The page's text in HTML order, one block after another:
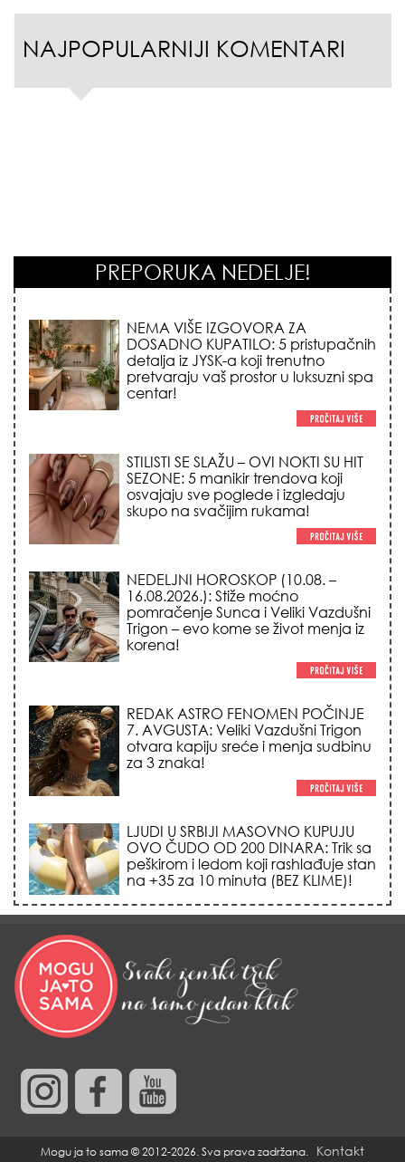
NAJPOPULARNIJI KOMENTARI
PREPORUKA NEDELJE!
STILISTI SE SLAŽU – OVI NOKTI SU HIT
SEZONE: 5 manikir trendova koji
osvajaju sve poglede i izgledaju
skupo na svačijim rukama!
16.08.2026.): Stiže moćno
pomračenje Sunca i Veliki Vazdušni
Trigon – evo kome se život menja iz
korena!
REDAK ASTRO FENOMEN POČINJE
7. AVGUSTA: Veliki Vazdušni Trigon
otvara kapiju sreće i menja sudbinu
za 3 znaka!
OVO ČUDO OD 200 DINARA: Trik sa
peškirom i ledom koji rashlađuje stan
na +35 za 10 minuta (BEZ KLIME)!
LOVOROVIM LISTOM: Stari ritual
privlačenja novca koji treba uraditi
baš tokom sezone Lava!
0 dinara, a sve je blistalo i mirisalo
danima!
kamilicom koji pegla bore, briše
nadutost i vraća sjaj licu za 3
minuta!
Mogu ja to sama © 2012-2026. Sva prava zadržana. Kontakt